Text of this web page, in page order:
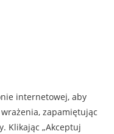
internetowej, aby
zapamiętując
Klikając „Akceptuj